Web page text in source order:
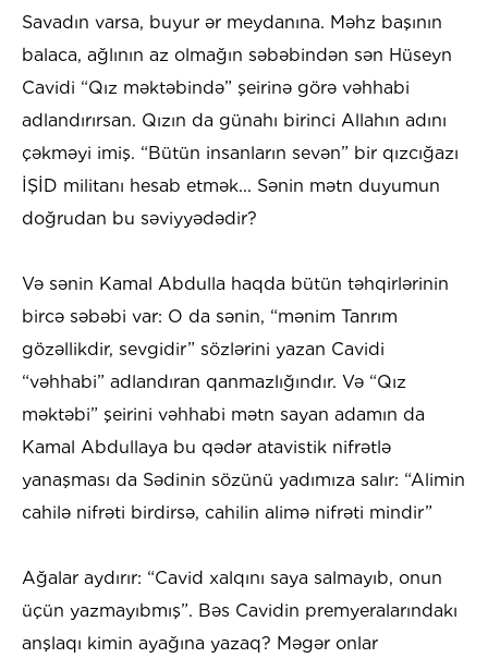
Savadın varsa, buyur ər meydanına. Məhz başının
balaca, ağlının az olmağın səbəbindən sən Hüseyn
Cavidi “Qız məktəbində” şeirinə görə vəhhabi
adlandırırsan. Qızın da günahı birinci Allahın adını
çəkməyi imiş. “Bütün insanların sevən” bir qızcığazı
İŞİD militanı hesab etmək... Sənin mətn duyumun
doğrudan bu səviyyədədir?
Və sənin Kamal Abdulla haqda bütün təhqirlərinin
bircə səbəbi var: O da sənin, “mənim Tanrım
gözəllikdir, sevgidir” sözlərini yazan Cavidi
“vəhhabi” adlandıran qanmazlığındır. Və “Qız
məktəbi” şeirini vəhhabi mətn sayan adamın da
Kamal Abdullaya bu qədər atavistik nifrətlə
yanaşması da Sədinin sözünü yadımıza salır: “Alimin
cahilə nifrəti birdirsə, cahilin alimə nifrəti mindir”
Ağalar aydırır: “Cavid xalqını saya salmayıb, onun
üçün yazmayıbmış”. Bəs Cavidin premyeralarındakı
anşlaqı kimin ayağına yazaq? Məgər onlar